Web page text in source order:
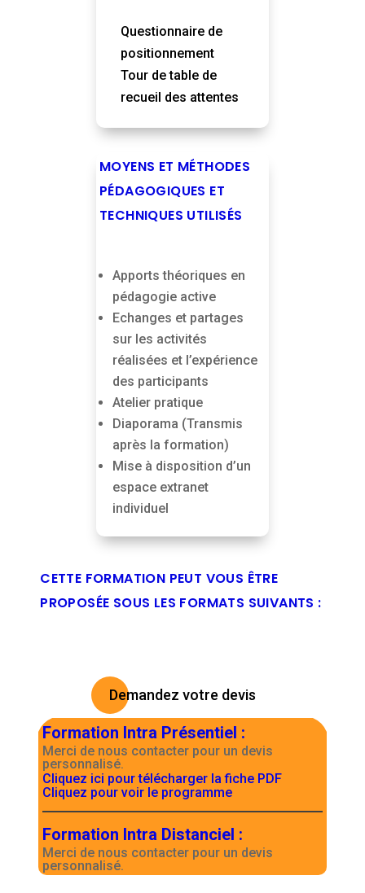
Questionnaire de
positionnement
Tour de table de
recueil des attentes
MOYENS ET MÉTHODES
PÉDAGOGIQUES ET
TECHNIQUES UTILISÉS
Apports théoriques en
pédagogie active
Echanges et partages
sur les activités
réalisées et l’expérience
des participants
Atelier pratique
Diaporama (Transmis
après la formation)
Mise à disposition d’un
espace extranet
individuel
CETTE FORMATION PEUT VOUS ÊTRE
PROPOSÉE SOUS LES FORMATS SUIVANTS :
Demandez votre devis
Formation Intra Présentiel :
Merci de nous contacter pour un devis
personnalisé.
Cliquez ici pour télécharger la fiche PDF
Cliquez pour voir le programme
Formation Intra Distanciel :
Merci de nous contacter pour un devis
personnalisé.